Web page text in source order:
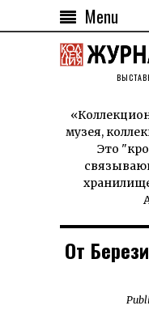
Menu
музея,
Это
От